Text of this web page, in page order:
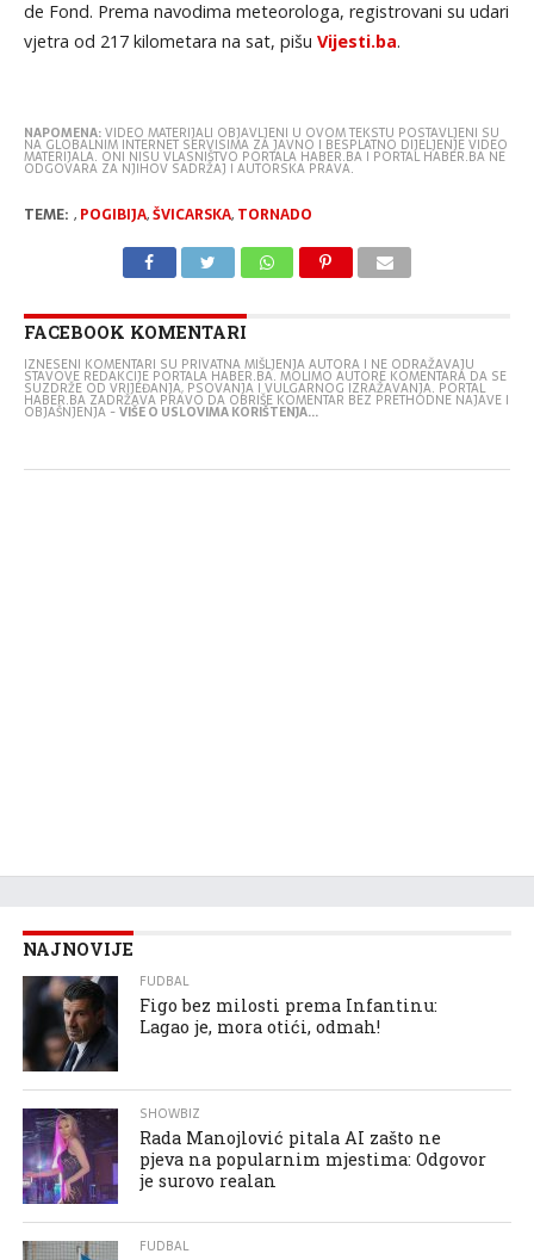
de Fond. Prema navodima meteorologa, registrovani su udari
vjetra od 217 kilometara na sat, pišu Vijesti.ba.
NAPOMENA:VIDEO MATERIJALI OBJAVLJENI U OVOM TEKSTU POSTAVLJENI SU
NA GLOBALNIM INTERNET SERVISIMA ZA JAVNO I BESPLATNO DIJELJENJE VIDEO
MATERIJALA. ONI NISU VLASNIŠTVO PORTALA HABER.BA I PORTAL HABER.BA NE
ODGOVARA ZA NJIHOV SADRŽAJ I AUTORSKA PRAVA.
TEME: , POGIBIJA,ŠVICARSKA, TORNADO
FACEBOOK KOMENTARI
IZNESENI KOMENTARI SU PRIVATNA MIŠLJENJA AUTORA I NE ODRAŽAVAJU
STAVOVE REDAKCIJE PORTALA HABER.BA. MOLIMO AUTORE KOMENTARA DA SE
SUZDRŽE OD VRIJEĐANJA, PSOVANJA I VULGARNOG IZRAŽAVANJA. PORTAL
HABER.BA ZADRŽAVA PRAVO DA OBRIŠE KOMENTAR BEZ PRETHODNE NAJAVE I
OBJAŠNJENJA -VIŠE O USLOVIMA KORIŠTENJA...
NAJNOVIJE
FUDBAL
Figo bez milosti prema Infantinu:
Lagao je, mora otići, odmah!
SHOWBIZ
Rada Manojlović pitala AI zašto ne
pjeva na popularnim mjestima: Odgovor
je surovo realan
FUDBAL